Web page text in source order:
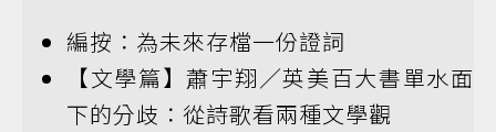
編按：為未來存檔一份證詞
【文學篇】蕭宇翔／英美百大書單水面
下的分歧：從詩歌看兩種文學觀